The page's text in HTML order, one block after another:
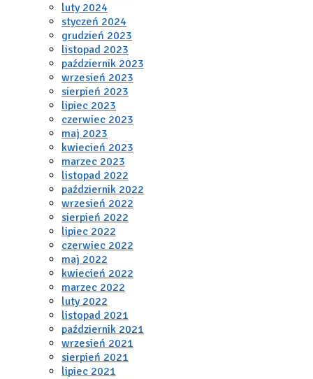
luty 2024
styczeń 2024
grudzień 2023
listopad 2023
październik 2023
wrzesień 2023
sierpień 2023
lipiec 2023
czerwiec 2023
maj 2023
kwiecień 2023
marzec 2023
listopad 2022
październik 2022
wrzesień 2022
sierpień 2022
lipiec 2022
czerwiec 2022
maj 2022
kwiecień 2022
marzec 2022
luty 2022
listopad 2021
październik 2021
wrzesień 2021
sierpień 2021
lipiec 2021